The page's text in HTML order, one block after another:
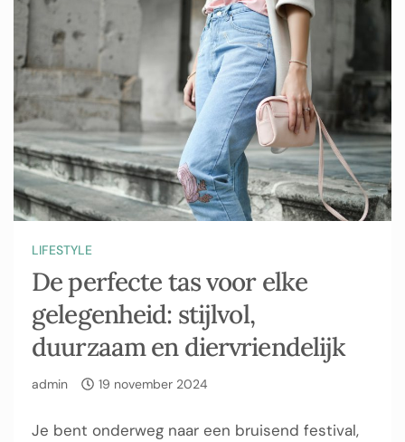
LIFESTYLE
De perfecte tas voor elke
gelegenheid: stijlvol,
duurzaam en diervriendelijk
admin 19 november 2024
Je bent onderweg naar een bruisend festival,